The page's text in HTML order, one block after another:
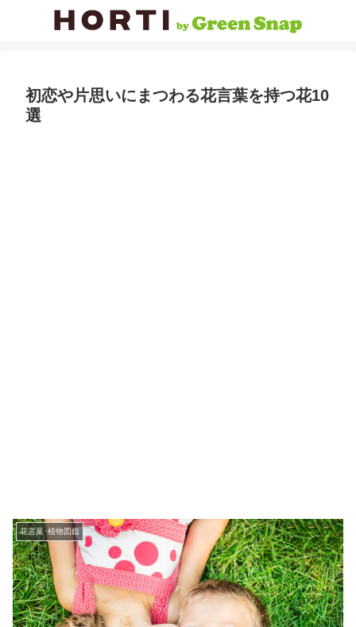
初恋や片思いにまつわる花言葉を持つ花10
選
花言葉･植物図鑑